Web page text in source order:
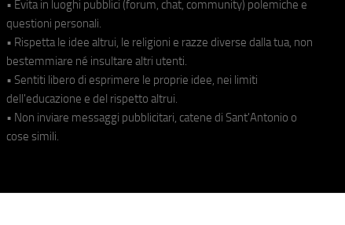
• Evita in luoghi pubblici (forum, chat, community) polemiche e
questioni personali.
• Rispetta le idee altrui, le religioni e razze diverse dalla tua, non
bestemmiare né insultare altri utenti.
• Sentiti libero di esprimere le proprie idee, nei limiti
dell'educazione e del rispetto altrui.
• Non inviare messaggi pubblicitari, catene di Sant'Antonio o
cose simili.